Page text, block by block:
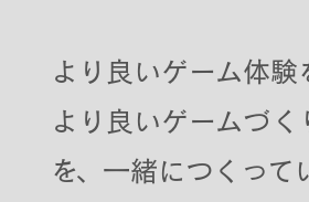
より良いゲーム体験
より良いゲームづく
を、 一緒につくって